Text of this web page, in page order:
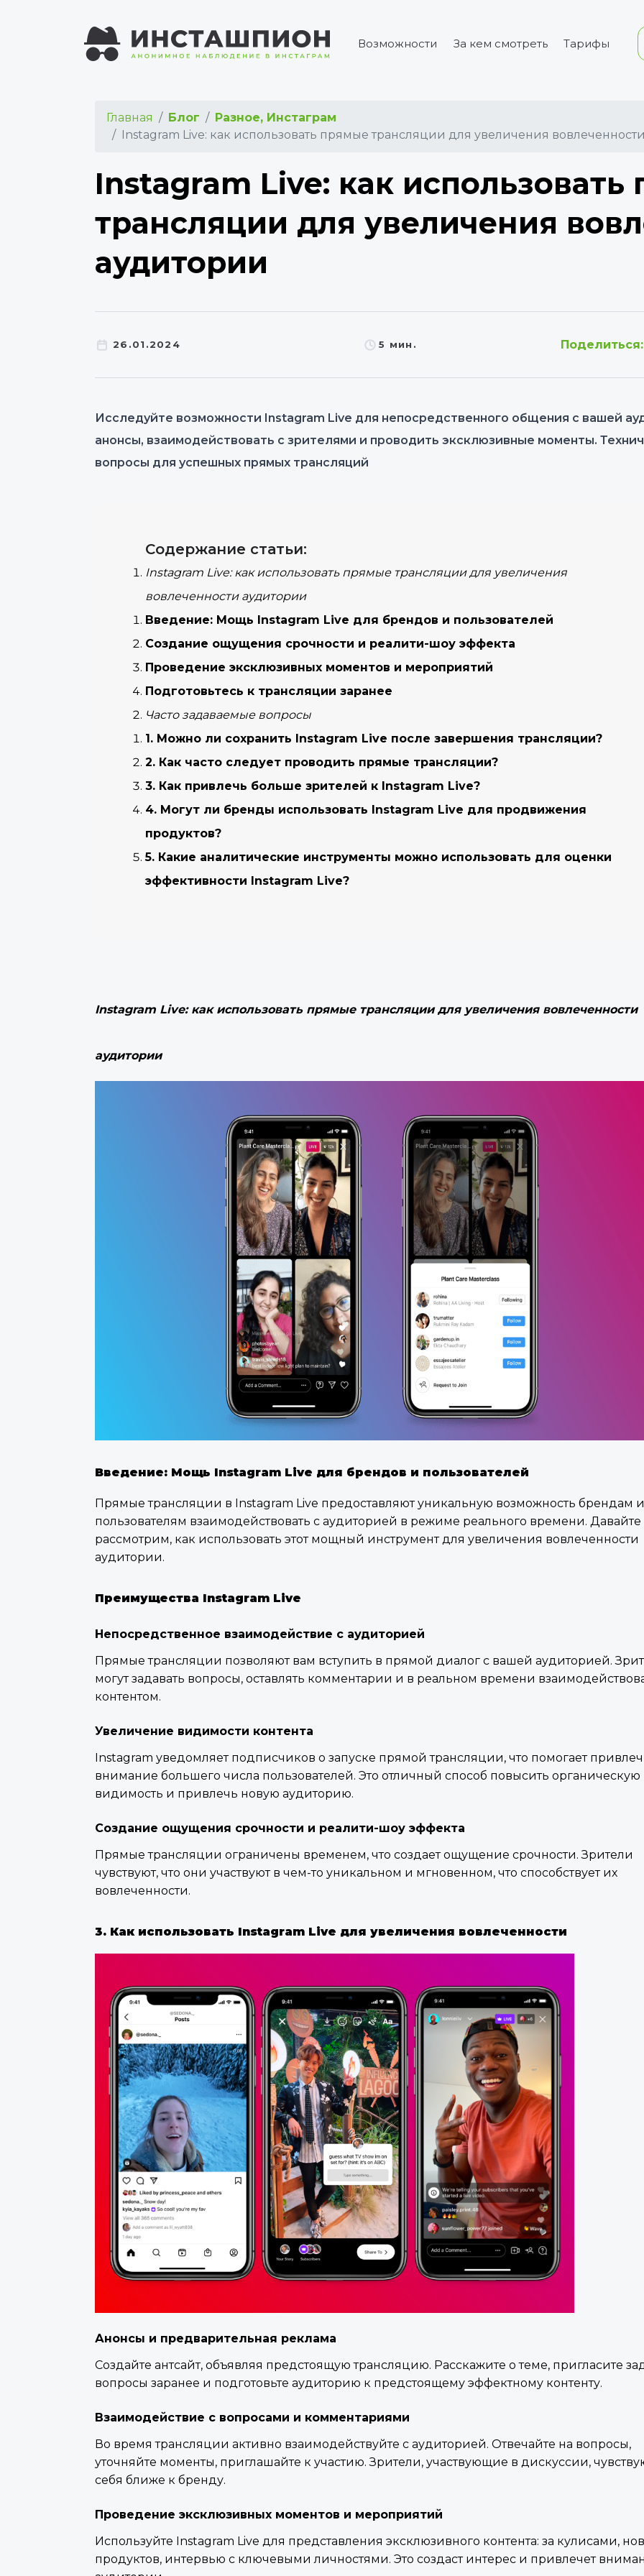
Возможности За кем смотреть Тарифы
Главная Блог
Разное, Инстаграм
Instagram Live: как использовать прямые трансляции для увеличения
Instagram Live: как
трансляции для увеличения
аудитории
26.01.2024 5 мин. Поделиться:
Исследуйте возможности Instagram Live для непосредственного общения с вашей
анонсы, взаимодействовать с зрителями и проводить эксклюзивные моменты.
вопросы для успешных прямых трансляций
Содержание статьи:
Instagram Live: как использовать прямые трансляции для увеличения
вовлеченности аудитории
Введение: Мощь Instagram Live для брендов и пользователей
Создание ощущения срочности и реалити-шоу эффекта
Проведение эксклюзивных моментов и мероприятий
Подготовьтесь к трансляции заранее
Часто задаваемые вопросы
1. Можно ли сохранить Instagram Live после завершения трансляции?
2. Как часто следует проводить прямые трансляции?
3. Как привлечь больше зрителей к Instagram Live?
4. Могут ли бренды использовать Instagram Live для продвижения
продуктов?
5. Какие аналитические инструменты можно использовать для оценки
эффективности Instagram Live?
Instagram Live: как использовать прямые трансляции для увеличения вовлеченности
аудитории
Введение: Мощь Instagram Live для брендов и пользователей
Прямые трансляции в Instagram Live предоставляют уникальную возможность брендам и
пользователям взаимодействовать с аудиторией в режиме реального времени. Давайте
рассмотрим, как использовать этот мощный инструмент для увеличения вовлеченности
аудитории.
Преимущества Instagram Live
Непосредственное взаимодействие с аудиторией
Прямые трансляции позволяют вам вступить в прямой диалог с вашей аудиторией.
могут задавать вопросы, оставлять комментарии и в реальном времени
контентом.
Увеличение видимости контента
Instagram уведомляет подписчиков о запуске прямой трансляции, что помогает
внимание большего числа пользователей. Это отличный способ повысить органическую
видимость и привлечь новую аудиторию.
Создание ощущения срочности и реалити-шоу эффекта
Прямые трансляции ограничены временем, что создает ощущение срочности. Зрители
чувствуют, что они участвуют в чем-то уникальном и мгновенном, что способствует их
вовлеченности.
3. Как использовать Instagram Live для увеличения вовлеченности
Анонсы и предварительная реклама
Создайте антсайт, объявляя предстоящую трансляцию. Расскажите о теме, пригласите
вопросы заранее и подготовьте аудиторию к предстоящему эффектному контенту.
Взаимодействие с вопросами и комментариями
Во время трансляции активно взаимодействуйте с аудиторией. Отвечайте на вопросы,
уточняйте моменты, приглашайте к участию. Зрители, участвующие в дискуссии,
себя ближе к бренду.
Проведение эксклюзивных моментов и мероприятий
Используйте Instagram Live для представления эксклюзивного контента: за кулисами,
продуктов, интервью с ключевыми личностями. Это создаст интерес и привлечет